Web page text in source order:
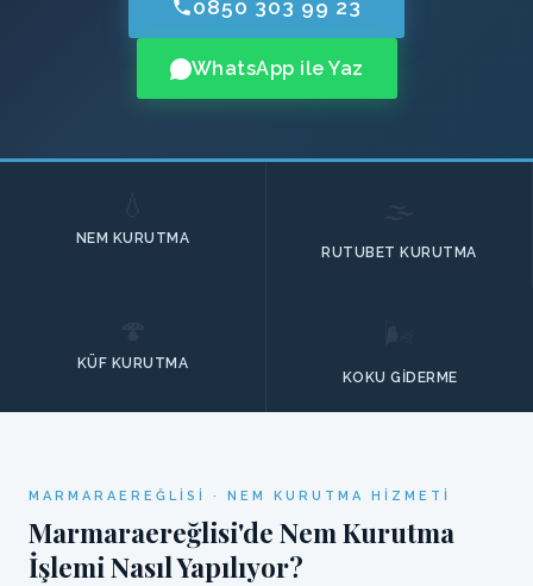
0850 303 99 23
WhatsApp ile Yaz
NEM KURUTMA
RUTUBET KURUTMA
KÜF KURUTMA
KOKU GIDERME
MARMARAEREĞLISI · NEM KURUTMA HIZMETI
Marmaraereğlisi'de Nem Kurutma
İşlemi Nasıl Yapılıyor?